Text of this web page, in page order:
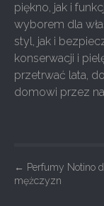
piękno, jak i
wyborem dla
styl, jak i
konserwacji i
przetrwać lata,
domowi przez
P
o
← Perfumy Notino
mężczyzn